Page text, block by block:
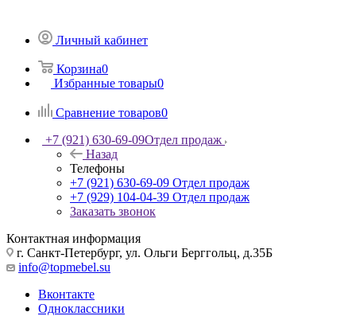
Личный кабинет
Корзина0
Избранные товары0
Сравнение товаров0
+7 (921) 630-69-09Отдел продаж
Назад
Телефоны
+7 (921) 630-69-09 Отдел продаж
+7 (929) 104-04-39 Отдел продаж
Заказать звонок
Контактная информация
г. Санкт-Петербург, ул. Ольги Берггольц, д.35Б
info@topmebel.su
Вконтакте
Одноклассники